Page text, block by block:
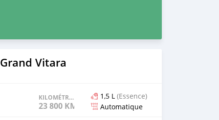
Vitara
KILOMÉTRAGE
23 800 KM
1,5 L (Essence)
Automatique